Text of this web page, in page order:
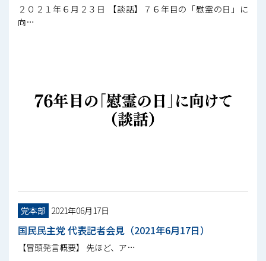
２０２１年６月２３日 【談話】７６年目の「慰霊の日」に
向…
党本部 2021年06月17日
国民民主党 代表記者会見（2021年6月17日）
【冒頭発言概要】 先ほど、ア…